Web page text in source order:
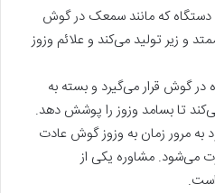
که مانند سمعک در گوش
و زیر تولید می‌کند و علائم وزوز
در گوش قرار می‌گیرد و بسته به
تا بسامد وزوز را پوشش دهد.
مرور زمان به وزوز گوش عادت
می‌شود. مشاوره یکی از